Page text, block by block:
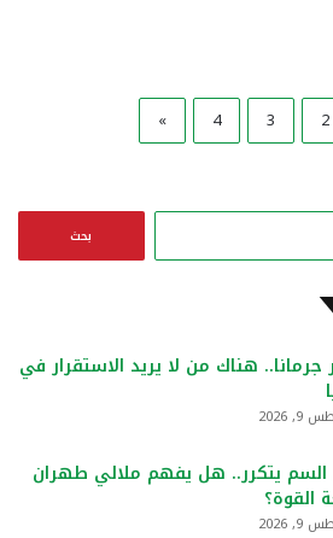
2
3
4
»
ن
جرمانا.. هناك من لا يريد الاستقرار في
2026
يتكرر.. هل يفهم ملالي طهران
القوة؟
2026